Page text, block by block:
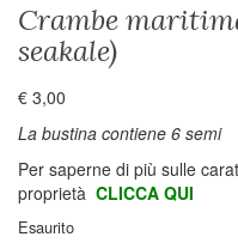
Crambe
seakale)
€ 3,00
La bustina contiene 6 semi
Per saperne di più sulle
proprietà CLICCA QUI
Esaurito